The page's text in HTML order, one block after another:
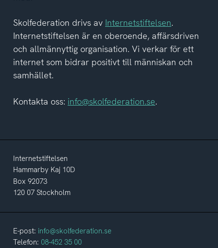
Skolfederation drivs av Internetstiftelsen.
Internetstiftelsen är en oberoende, affärsdriven
och allmännyttig organisation. Vi verkar för ett
internet som bidrar positivt till människan och
samhället.
Kontakta oss: info@skolfederation.se.
Internetstiftelsen
Hammarby Kaj 10D
Box 92073
120 07 Stockholm
E-post: info@skolfederation.se
Telefon: 08-452 35 00